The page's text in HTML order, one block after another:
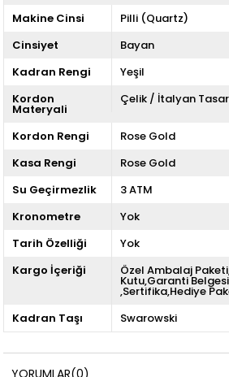
Makine Cinsi
Pilli (Quartz)
Cinsiyet
Bayan
Kadran Rengi
Yeşil
Kordon
Materyali
Çelik / İtalyan
Kordon Rengi
Rose Gold
Kasa Rengi
Rose Gold
Su Geçirmezlik
3 ATM
Kronometre
Yok
Tarih Özelliği
Yok
Kargo İçeriği
Özel Ambalaj
Kutu,Garanti
,Sertifika,Hediye
Kadran Taşı
Swarowski
YORUMLAR(0)